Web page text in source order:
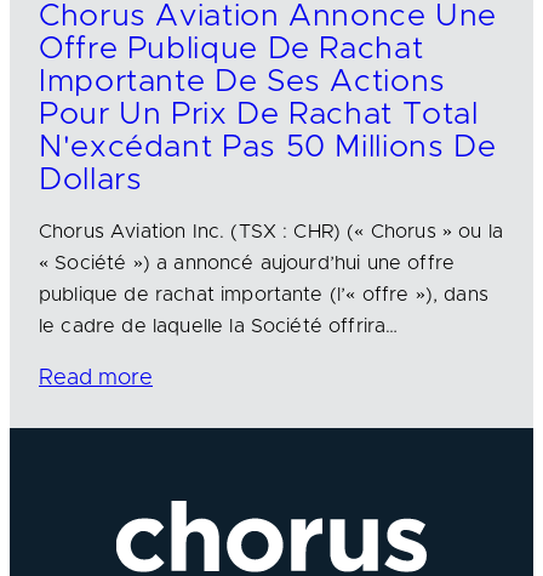
Chorus Aviation Annonce Une
Offre Publique De Rachat
Importante De Ses Actions
Pour Un Prix De Rachat Total
N'excédant Pas 50 Millions De
Dollars
Chorus Aviation Inc. (TSX : CHR) (« Chorus » ou la
« Société ») a annoncé aujourd’hui une offre
publique de rachat importante (l’« offre »), dans
le cadre de laquelle la Société offrira…
Read more